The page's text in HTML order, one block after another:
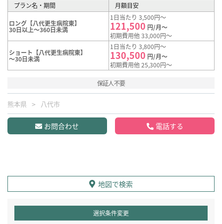
プラン名・期間 月額目安
ロング【八代更生病院東】
30日以上～360日未満
1日当たり 3,500円～
121,500 円/月～
初期費用他 33,000円～
ショート【八代更生病院東】
～30日未満
1日当たり 3,800円～
130,500 円/月～
初期費用他 25,300円～
保証人不要
熊本県 八代市
お問合わせ 電話する
地図で検索
選択条件変更